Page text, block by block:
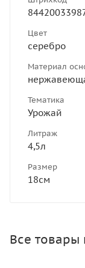
Цвет
серебро
Материал
Тематика
Урожай
Литраж
4,5л
Размер
18см
Все товары